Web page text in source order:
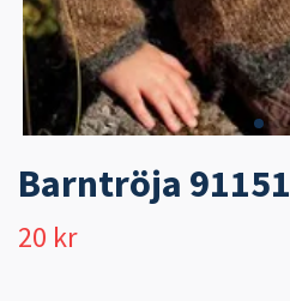
Barntröja 91151
20 kr